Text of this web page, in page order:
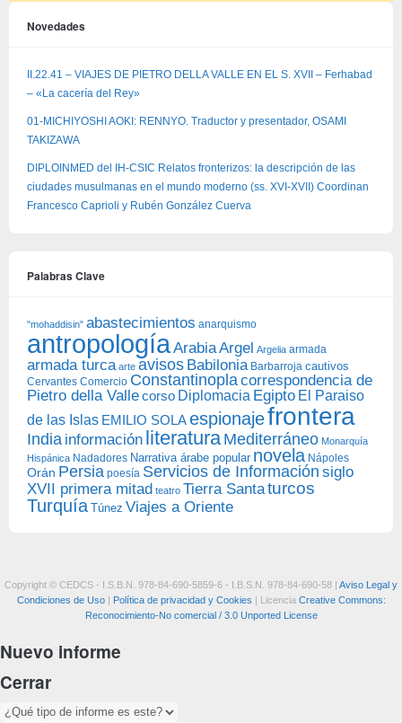
Novedades
II.22.41 – VIAJES DE PIETRO DELLA VALLE EN EL S. XVII – Ferhabad
– «La cacería del Rey»
01-MICHIYOSHI AOKI: RENNYO. Traductor y presentador, OSAMI
TAKIZAWA
DIPLOINMED del IH-CSIC Relatos fronterizos: la descripción de las
ciudades musulmanas en el mundo moderno (ss. XVI-XVII) Coordinan
Francesco Caprioli y Rubén González Cuerva
Palabras Clave
"mohaddisin" abastecimientos anarquismo
antropologíaArabiaArgel Argelia armada
armada turca arte avisos Babilonia Barbarroja cautivos
Cervantes Comercio Constantinoplacorrespondencia de
Pietro della Vallecorso Diplomacia Egipto El Paraiso
de las Islas EMILIO SOLAespionajefrontera
India información literatura Mediterráneo Monarquía
Hispánica Nadadores Narrativa árabe popular novela Nápoles
Orán Persia poesía Servicios de Información siglo
XVII primera mitad teatro Tierra Santaturcos
Turquía Túnez Viajes a Oriente
Copyright © CEDCS - I.S.B.N. 978-84-690-5859-6 - I.B.S.N. 978-84-690-58 | Aviso Legal y
Condiciones de Uso| Política de privacidad y Cookies | Licencia Creative Commons:
Reconocimiento-No comercial / 3.0 Unported License
Nuevo informe
Cerrar